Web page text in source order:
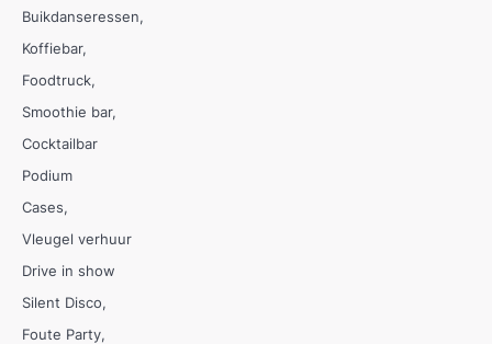
Buikdanseressen
Koffiebar
Foodtruck
Smoothie bar
Cocktailbar
Podium
Cases
Vleugel verhuur
Drive in show
Silent Disco
Foute Party